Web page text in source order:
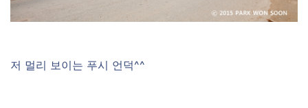
저 멀리 보이는 푸시 언덕^^